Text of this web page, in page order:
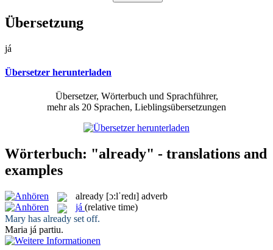
Übersetzung
já
Übersetzer herunterladen
Übersetzer, Wörterbuch und Sprachführer,
mehr als 20 Sprachen, Lieblingsübersetzungen
Wörterbuch: "already" - translations and
examples
already [ɔ:lˈredɪ] adverb
já (relative time)
Mary has already set off.
Maria já partiu.